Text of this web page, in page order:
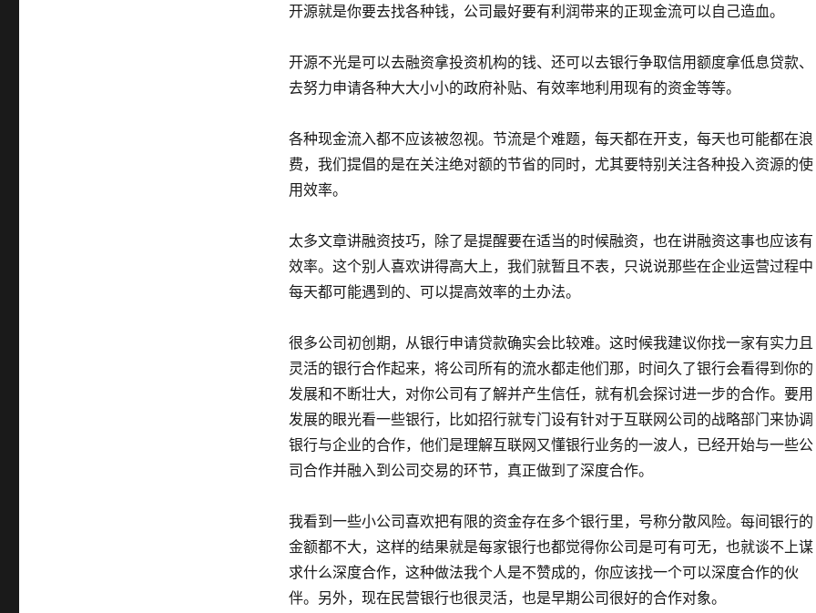
开源就是你要去找各种钱，公司最好要有利润带来的正现金流可以自己造血。
开源不光是可以去融资拿投资机构的钱、还可以去银行争取信用额度拿低息贷款、
去努力申请各种大大小小的政府补贴、有效率地利用现有的资金等等。
各种现金流入都不应该被忽视。节流是个难题，每天都在开支，每天也可能都在浪
费，我们提倡的是在关注绝对额的节省的同时，尤其要特别关注各种投入资源的使
用效率。
太多文章讲融资技巧，除了是提醒要在适当的时候融资，也在讲融资这事也应该有
效率。这个别人喜欢讲得高大上，我们就暂且不表，只说说那些在企业运营过程中
每天都可能遇到的、可以提高效率的土办法。
很多公司初创期，从银行申请贷款确实会比较难。这时候我建议你找一家有实力且
灵活的银行合作起来，将公司所有的流水都走他们那，时间久了银行会看得到你的
发展和不断壮大，对你公司有了解并产生信任，就有机会探讨进一步的合作。要用
发展的眼光看一些银行，比如招行就专门设有针对于互联网公司的战略部门来协调
银行与企业的合作，他们是理解互联网又懂银行业务的一波人，已经开始与一些公
司合作并融入到公司交易的环节，真正做到了深度合作。
我看到一些小公司喜欢把有限的资金存在多个银行里，号称分散风险。每间银行的
金额都不大，这样的结果就是每家银行也都觉得你公司是可有可无，也就谈不上谋
求什么深度合作，这种做法我个人是不赞成的，你应该找一个可以深度合作的伙
伴。另外，现在民营银行也很灵活，也是早期公司很好的合作对象。